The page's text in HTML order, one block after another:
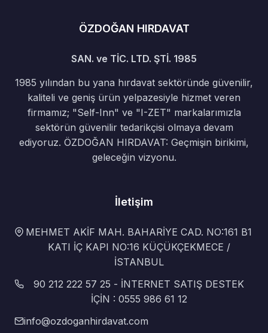
ÖZDOĞAN HIRDAVAT
SAN. ve TİC. LTD. ŞTİ. 1985
1985 yılından bu yana hırdavat sektöründe güvenilir,
kaliteli ve geniş ürün yelpazesiyle hizmet veren
firmamız; "Self-Inn" ve "I-ZET" markalarımızla
sektörün güvenilir tedarikçisi olmaya devam
ediyoruz. ÖZDOĞAN HIRDAVAT: Geçmişin birikimi,
geleceğin vizyonu.
İletişim
MEHMET AKİF MAH. BAHARİYE CAD. NO:161 B1
KATI İÇ KAPI NO:16 KÜÇÜKÇEKMECE /
İSTANBUL
90 212 222 57 25 - İNTERNET SATIŞ DESTEK
İÇİN : 0555 986 61 12
info@ozdoganhirdavat.com